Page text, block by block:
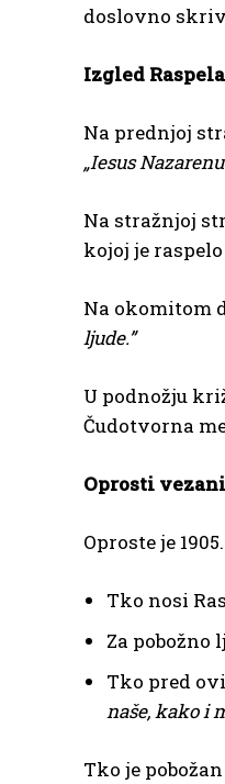
doslovno
Izgled
Na prednjoj
„Iesus
Na stražnjoj
kojoj je
Na okomitom
ljude.”
U podnožju
Čudotvorna
Oprosti
Oproste je
Tko nosi
Za pobožno
Tko pred
naše, kako i
Tko je